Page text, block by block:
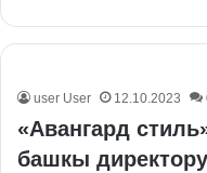
user User 12.10.2023
«Авангард
башкы